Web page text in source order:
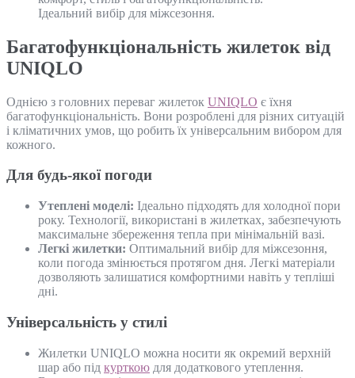
Ідеальний вибір для міжсезоння.
Багатофункціональність жилеток від
UNIQLO
Однією з головних переваг жилеток UNIQLO є їхня
багатофункціональність. Вони розроблені для різних ситуацій
і кліматичних умов, що робить їх універсальним вибором для
кожного.
Для будь-якої погоди
Утеплені моделі: Ідеально підходять для холодної пори
року. Технології, використані в жилетках, забезпечують
максимальне збереження тепла при мінімальній вазі.
Легкі жилетки: Оптимальний вибір для міжсезоння,
коли погода змінюється протягом дня. Легкі матеріали
дозволяють залишатися комфортними навіть у тепліші
дні.
Універсальність у стилі
Жилетки UNIQLO можна носити як окремий верхній
шар або під курткою для додаткового утеплення.